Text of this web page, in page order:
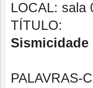
LOCAL: sala
TÍTULO:
PALAVRAS-